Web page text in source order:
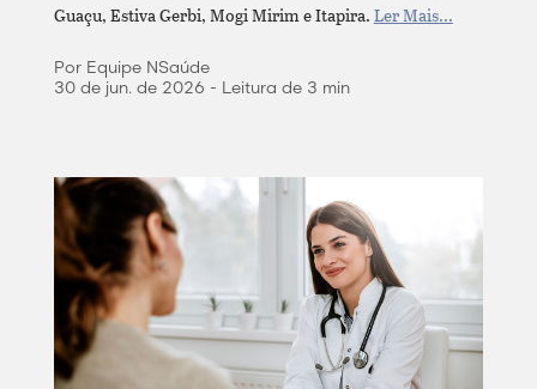
Guaçu, Estiva Gerbi, Mogi Mirim e Itapira.Ler Mais...
Por Equipe NSaúde
30 de jun. de 2026 - Leitura de 3 min